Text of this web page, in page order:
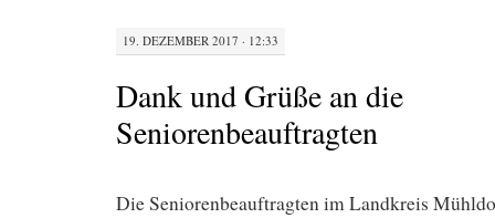
19. DEZEMBER 2017 · 12:33
Dank und Grüße an die
Seniorenbeauftragten
Die Seniorenbeauftragten im Landkreis